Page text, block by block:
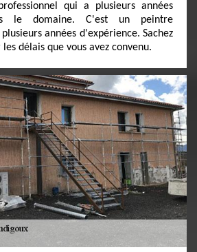
qui a plusieurs années
le domaine. C'est un peintre
années d'expérience. Sachez
délais que vous avez convenu.